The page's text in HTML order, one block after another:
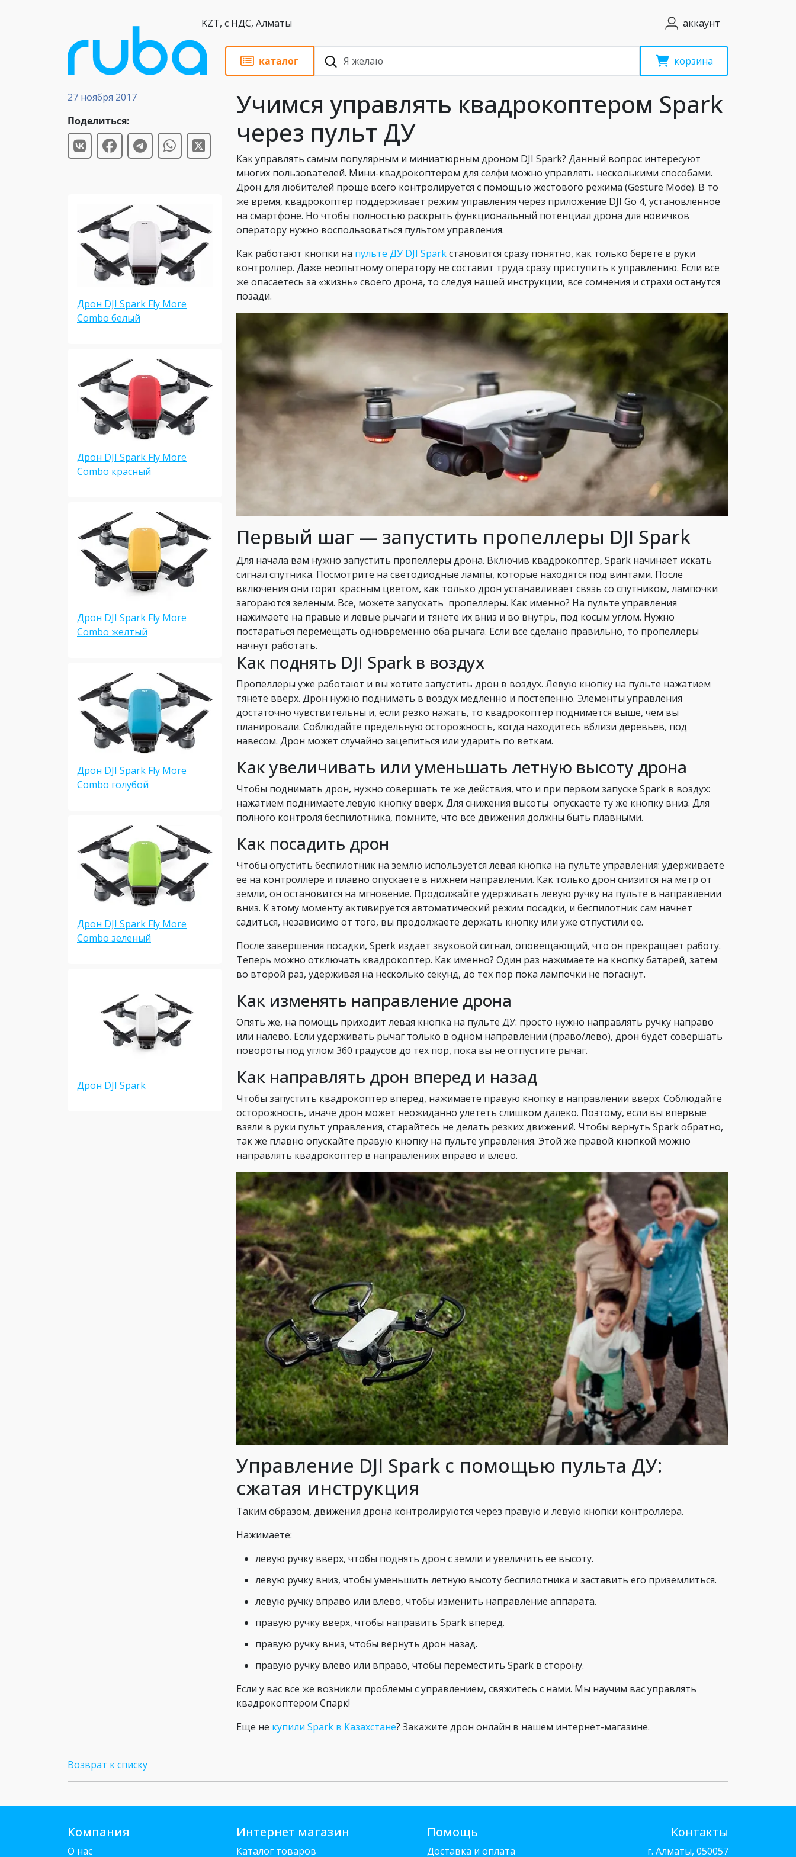
KZT, с НДС, Алматы аккаунт
каталог корзина
Статьи
27 ноября 2017
Поделиться:
Дрон DJI Spark Fly More
Combo белый
Дрон DJI Spark Fly More
Combo красный
Дрон DJI Spark Fly More
Combo желтый
Дрон DJI Spark Fly More
Combo голубой
Дрон DJI Spark Fly More
Combo зеленый
Дрон DJI Spark
Учимся управлять квадрокоптером Spark
через пульт ДУ
Как управлять самым популярным и миниатюрным дроном DJI Spark? Данный вопрос интересуют
многих пользователей. Мини-квадрокоптером для селфи можно управлять несколькими способами.
Дрон для любителей проще всего контролируется с помощью жестового режима (Gesture Mode). В то
же время, квадрокоптер поддерживает режим управления через приложение DJI Go 4, установленное
на смартфоне. Но чтобы полностью раскрыть функциональный потенциал дрона для новичков
оператору нужно воспользоваться пультом управления.
Как работают кнопки на пульте ДУ DJI Sparkстановится сразу понятно, как только берете в руки
контроллер. Даже неопытному оператору не составит труда сразу приступить к управлению. Если все
же опасаетесь за «жизнь» своего дрона, то следуя нашей инструкции, все сомнения и страхи останутся
позади.
Первый шаг — запустить пропеллеры DJI Spark
Для начала вам нужно запустить пропеллеры дрона. Включив квадрокоптер, Spark начинает искать
сигнал спутника. Посмотрите на светодиодные лампы, которые находятся под винтами. После
включения они горят красным цветом, как только дрон устанавливает связь со спутником, лампочки
загораются зеленым. Все, можете запускать пропеллеры. Как именно? На пульте управления
нажимаете на правые и левые рычаги и тянете их вниз и во внутрь, под косым углом. Нужно
постараться перемещать одновременно оба рычага. Если все сделано правильно, то пропеллеры
начнут работать.
Как поднять DJI Spark в воздух
Пропеллеры уже работают и вы хотите запустить дрон в воздух. Левую кнопку на пульте нажатием
тянете вверх. Дрон нужно поднимать в воздух медленно и постепенно. Элементы управления
достаточно чувствительны и, если резко нажать, то квадрокоптер поднимется выше, чем вы
планировали. Соблюдайте предельную осторожность, когда находитесь вблизи деревьев, под
навесом. Дрон может случайно зацепиться или ударить по веткам.
Как увеличивать или уменьшать летную высоту дрона
Чтобы поднимать дрон, нужно совершать те же действия, что и при первом запуске Spark в воздух:
нажатием поднимаете левую кнопку вверх. Для снижения высоты опускаете ту же кнопку вниз. Для
полного контроля беспилотника, помните, что все движения должны быть плавными.
Как посадить дрон
Чтобы опустить беспилотник на землю используется левая кнопка на пульте управления: удерживаете
ее на контроллере и плавно опускаете в нижнем направлении. Как только дрон снизится на метр от
земли, он остановится на мгновение. Продолжайте удерживать левую ручку на пульте в направлении
вниз. К этому моменту активируется автоматический режим посадки, и беспилотник сам начнет
садиться, независимо от того, вы продолжаете держать кнопку или уже отпустили ее.
После завершения посадки, Sperk издает звуковой сигнал, оповещающий, что он прекращает работу.
Теперь можно отключать квадрокоптер. Как именно? Один раз нажимаете на кнопку батарей, затем
во второй раз, удерживая на несколько секунд, до тех пор пока лампочки не погаснут.
Как изменять направление дрона
Опять же, на помощь приходит левая кнопка на пульте ДУ: просто нужно направлять ручку направо
или налево. Если удерживать рычаг только в одном направлении (право/лево), дрон будет совершать
повороты под углом 360 градусов до тех пор, пока вы не отпустите рычаг.
Как направлять дрон вперед и назад
Чтобы запустить квадрокоптер вперед, нажимаете правую кнопку в направлении вверх. Соблюдайте
осторожность, иначе дрон может неожиданно улететь слишком далеко. Поэтому, если вы впервые
взяли в руки пульт управления, старайтесь не делать резких движений. Чтобы вернуть Spark обратно,
так же плавно опускайте правую кнопку на пульте управления. Этой же правой кнопкой можно
направлять квадрокоптер в направлениях вправо и влево.
Управление DJI Spark с помощью пульта ДУ:
сжатая инструкция
Таким образом, движения дрона контролируются через правую и левую кнопки контроллера.
Нажимаете:
левую ручку вверх, чтобы поднять дрон с земли и увеличить ее высоту.
левую ручку вниз, чтобы уменьшить летную высоту беспилотника и заставить его приземлиться.
левую ручку вправо или влево, чтобы изменить направление аппарата.
правую ручку вверх, чтобы направить Spark вперед.
правую ручку вниз, чтобы вернуть дрон назад.
правую ручку влево или вправо, чтобы переместить Spark в сторону.
Если у вас все же возникли проблемы с управлением, свяжитесь с нами. Мы научим вас управлять
квадрокоптером Спарк!
Еще не купили Spark в Казахстане? Закажите дрон онлайн в нашем интернет-магазине.
Возврат к списку
Компания
О нас
Интернет магазин
Каталог товаров
Помощь
Доставка и оплата
Контакты
г. Алматы, 050057